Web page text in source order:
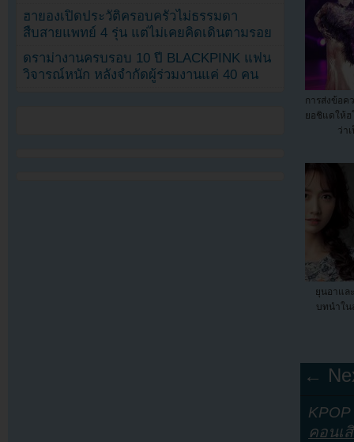
การส่งข้อค
ยอชิแดให้ฮ
ว่า
ยุนอาแล
บทนำใน
←
คอนเ
ฮายองเปิดประวัติครอบครัวไม่ธรรมดา
สืบสายแพทย์ 4 รุ่น แต่ไม่เคยคิดเดินตามรอย
ดราม่างานครบรอบ 10 ปี BLACKPINK แฟน
วิจารณ์หนัก หลังจำกัดผู้ร่วมงานแค่ 40 คน